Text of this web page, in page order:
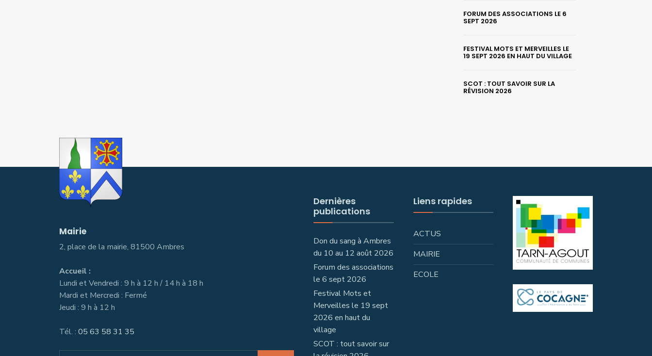
FORUM DES ASSOCIATIONS LE 6
SEPT 2026
FESTIVAL MOTS ET MERVEILLES LE
19 SEPT 2026 EN HAUT DU VILLAGE
SCOT : TOUT SAVOIR SUR LA
RÉVISION 2026
Mairie
2, place de la mairie, 81500 Ambres
Accueil :
Lundi et Vendredi : 9 h à 12 h / 14 h à 18 h
Mardi et Mercredi : Fermé
Jeudi : 9 h à 12 h
Tél. : 05 63 58 31 35
Dernières
publications
Don du sang à Ambres
du 10 au 12 août 2026
Forum des associations
le 6 sept 2026
Festival Mots et
Merveilles le 19 sept
2026 en haut du
village
SCOT : tout savoir sur
Liens rapides
ACTUS
MAIRIE
ECOLE